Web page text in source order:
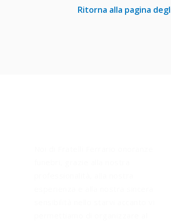
Ritorna alla pagina